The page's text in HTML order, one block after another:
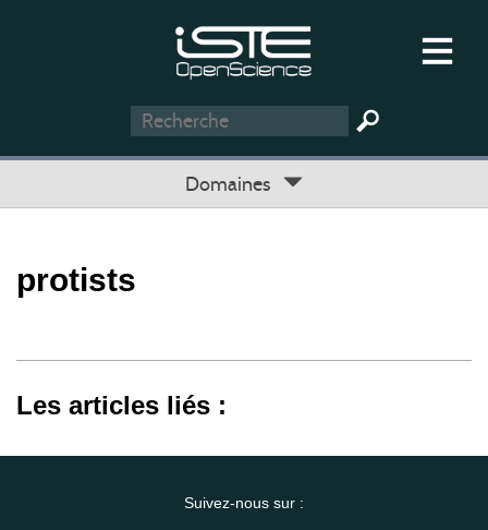
Domaines
protists
Les articles liés :
Suivez-nous sur :